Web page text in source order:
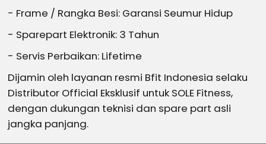
- Frame / Rangka Besi: Garansi Seumur Hidup
- Sparepart Elektronik: 3 Tahun
- Servis Perbaikan: Lifetime
Dijamin oleh layanan resmi Bfit Indonesia selaku
Distributor Official Eksklusif untuk SOLE Fitness,
dengan dukungan teknisi dan spare part asli
jangka panjang.